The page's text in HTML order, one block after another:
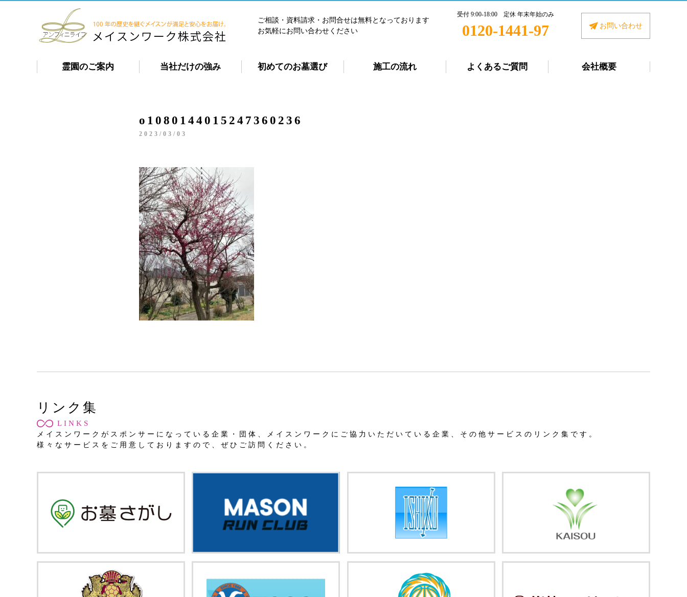
ご相談・資料請求・お問合せは無料となっております
お気軽にお問い合わせください
受付 9:00-18:00 定休 年末年始のみ
0120-1441-97 お問い合わせ
霊園のご案内 当社だけの強み 初めてのお墓選び 施工の流れ よくあるご質問 会社概要
o1080144015247360236
2023/03/03
リンク集
LINKS
メイスンワークがスポンサーになっている企業・団体、メイスンワークにご協力いただいている企業、その他サービスのリンク集です。
様々なサービスをご用意しておりますので、ぜひご訪問ください。